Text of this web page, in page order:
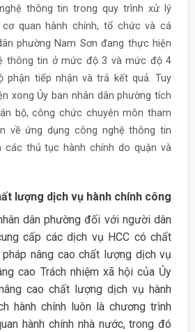
thông tin trong quy trình xử lý
quan hành chính, tổ chức và cá
phường Nam Sơn đang thực hiện
thông tin ở mức độ 3 và mức độ 4
phận tiếp nhận và trả kết quả. Tuy
xong Ủy ban nhân dân phường tích
bộ, công chức chuyên môn tham
về ứng dụng công nghệ thông tin
các thủ tục hành chính do quận và
lượng dịch vụ hành chính công
dân phường đối với người dân
cấp các dịch vụ HCC có chất
nâng cao chất lượng dịch vụ
cao Trách nhiệm xã hội của Ủy
cao chất lượng dịch vụ hành
hành chính luôn là chương trình
hành chính nhà nước, trong đó